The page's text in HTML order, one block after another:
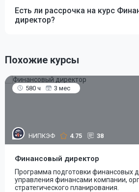
Есть ли рассрочка на курс
директор?
Похожие курсы
580 ч 3 мес
НИПКЭФ 4.75 38
Финансовый директор
Программа подготовки финансовых
управления финансами компании,
стратегического планирования.